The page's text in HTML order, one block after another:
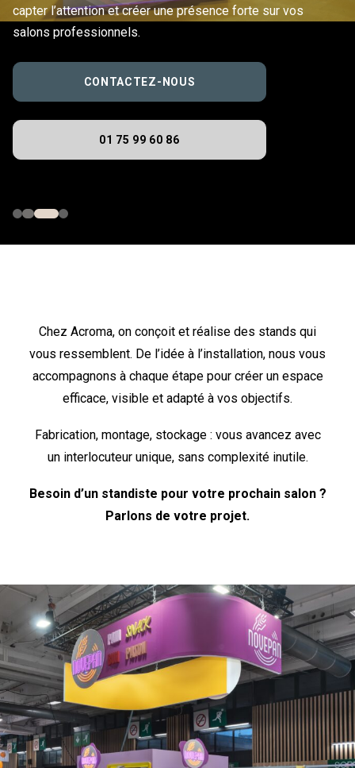
capter l’attention et créer une présence forte sur vos
salons professionnels.
CONTACTEZ-NOUS
01 75 99 60 86
Chez Acroma, on conçoit et réalise des stands qui
vous ressemblent. De l’idée à l’installation, nous vous
accompagnons à chaque étape pour créer un espace
efficace, visible et adapté à vos objectifs.
Fabrication, montage, stockage : vous avancez avec
un interlocuteur unique, sans complexité inutile.
Besoin d’un standiste pour votre prochain salon ?
Parlons de votre projet.